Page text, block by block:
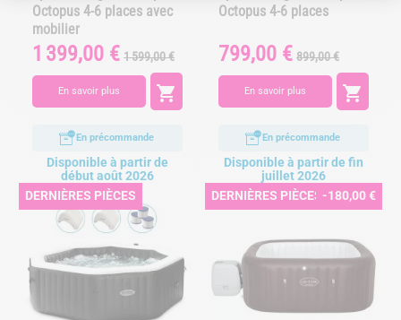
Octopus 4-6 places avec
mobilier
Prix
1 399,00 € Prix
1 599,00 €
En savoir plus 
En précommande
Disponible à partir de
début août 2026
Octopus 4-6 places
Prix
799,00 € Prix
base
899,00 €
En savoir plus 
En précommande
Disponible à partir de fin
juillet 2026
DERNIÈRES PIÈCES DERNIÈRES PIÈCES -180,00 €